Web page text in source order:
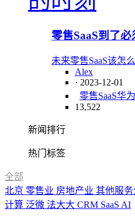
零售SaaS到了必
未来零售SaaS该怎么
Alex
· 2023-12-01
零售SaaS华
13,522
新闻排行
热门标签
全部
北京 零售业 房地产业 其他服务
计算 泛微 法大大 CRM SaaS AI